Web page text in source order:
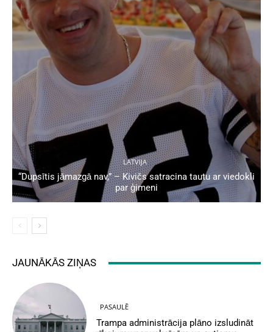
LATVIJA
“Dupsītis jāmazgā nav,” – Kivičs satracina tautu ar viedokli
par ģimeni
JAUNĀKĀS ZIŅAS
PASAULĒ
Trampa administrācija plāno izsludināt